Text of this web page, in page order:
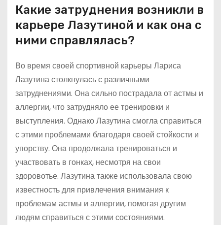
Какие затруднения возникли в
карьере Лазутиной и как она с
ними справлялась?
Во время своей спортивной карьеры Лариса
Лазутина столкнулась с различными
затруднениями. Она сильно пострадала от астмы и
аллергии, что затрудняло ее тренировки и
выступления. Однако Лазутина смогла справиться
с этими проблемами благодаря своей стойкости и
упорству. Она продолжала тренироваться и
участвовать в гонках, несмотря на свои
здоровотье. Лазутина также использовала свою
известность для привлечения внимания к
проблемам астмы и аллергии, помогая другим
людям справиться с этими состояниями.